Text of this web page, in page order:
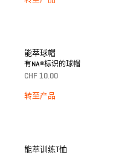
能萃球帽
有NA®标识的球帽
CHF 10.00
转至产品
能萃训练T恤